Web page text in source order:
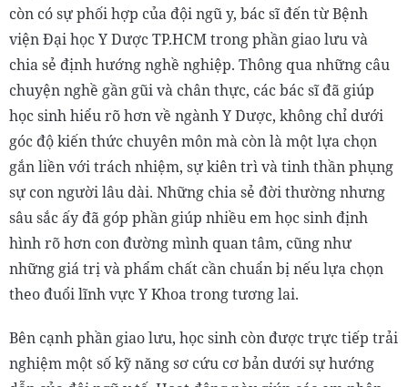
còn có sự phối hợp của đội ngũ y, bác sĩ đến từ Bệnh
viện Đại học Y Dược TP.HCM trong phần giao lưu và
chia sẻ định hướng nghề nghiệp. Thông qua những câu
chuyện nghề gần gũi và chân thực, các bác sĩ đã giúp
học sinh hiểu rõ hơn về ngành Y Dược, không chỉ dưới
góc độ kiến thức chuyên môn mà còn là một lựa chọn
gắn liền với trách nhiệm, sự kiên trì và tinh thần phụng
sự con người lâu dài. Những chia sẻ đời thường nhưng
sâu sắc ấy đã góp phần giúp nhiều em học sinh định
hình rõ hơn con đường mình quan tâm, cũng như
những giá trị và phẩm chất cần chuẩn bị nếu lựa chọn
theo đuổi lĩnh vực Y Khoa trong tương lai.
Bên cạnh phần giao lưu, học sinh còn được trực tiếp trải
nghiệm một số kỹ năng sơ cứu cơ bản dưới sự hướng